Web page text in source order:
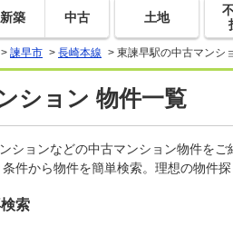
新築 中古 土地
> 諫早市 > 長崎本線 > 東諫早駅の中古マンシ
ション 物件一覧
ションなどの中古マンション物件を
件から物件を簡単検索。理想の物件
索